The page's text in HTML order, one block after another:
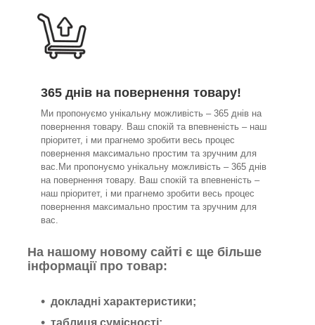
365 днів на повернення товару!
Ми пропонуємо унікальну можливість – 365 днів на
повернення товару. Ваш спокій та впевненість – наш
пріоритет, і ми прагнемо зробити весь процес
повернення максимально простим та зручним для
вас.Ми пропонуємо унікальну можливість – 365 днів
на повернення товару. Ваш спокій та впевненість –
наш пріоритет, і ми прагнемо зробити весь процес
повернення максимально простим та зручним для
вас.
На нашому новому сайті є ще більше
інформації про товар:
докладні характеристики;